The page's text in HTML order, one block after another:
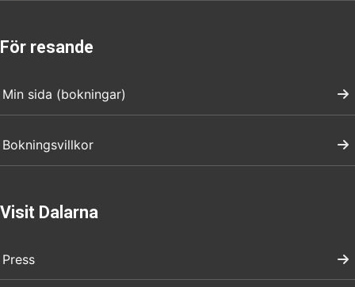
För resande
Min sida (bokningar)
Bokningsvillkor
Visit Dalarna
Press